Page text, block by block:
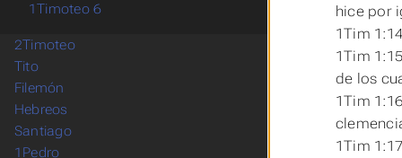
hice por
1Tim
1Tim
de los
1Tim
1Tim
1Timoteo 6
2Timoteo
Tito
Filemón
Hebreos
Santiago
1Pedro